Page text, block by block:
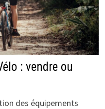
: vendre ou
des équipements